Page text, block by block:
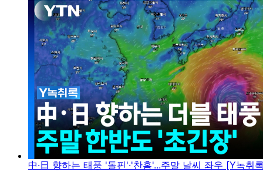
中·日 향하는 태풍 '돌핀'·'찬홈'...주말 날씨 좌우 [Y녹취